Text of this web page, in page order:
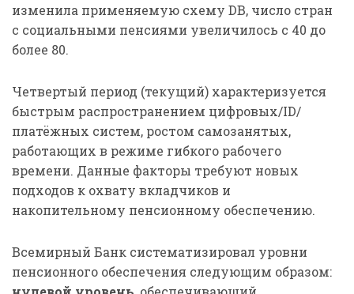
изменила применяемую схему DB, число стран
с социальными пенсиями увеличилось с 40 до
более 80.
Четвертый период (текущий) характеризуется
быстрым распространением цифровых/ID/
платёжных систем, ростом самозанятых,
работающих в режиме гибкого рабочего
времени. Данные факторы требуют новых
подходов к охвату вкладчиков и
накопительному пенсионному обеспечению.
Всемирный Банк систематизировал уровни
пенсионного обеспечения следующим образом: